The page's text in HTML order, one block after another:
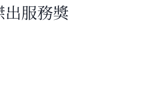
服務獎